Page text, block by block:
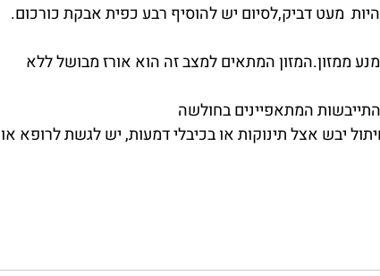
צריך להיות  מעט דביק,לסיום יש להוסיף רבע כפית אבקת כורכום.
ממזון.המזון המתאים למצב זה הוא אורז מבושל ללא
המתאפיינים בחולשה
יבש אצל תינוקות או בכיבלי דמעות, יש לגשת לרופא או